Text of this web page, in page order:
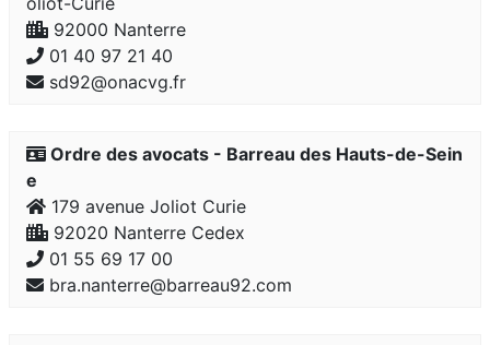
92000 Nanterre
01 40 97 21 40
sd92@onacvg.fr
Ordre des avocats - Barreau des Hauts-de-Sein
e
179 avenue Joliot Curie
92020 Nanterre Cedex
01 55 69 17 00
bra.nanterre@barreau92.com